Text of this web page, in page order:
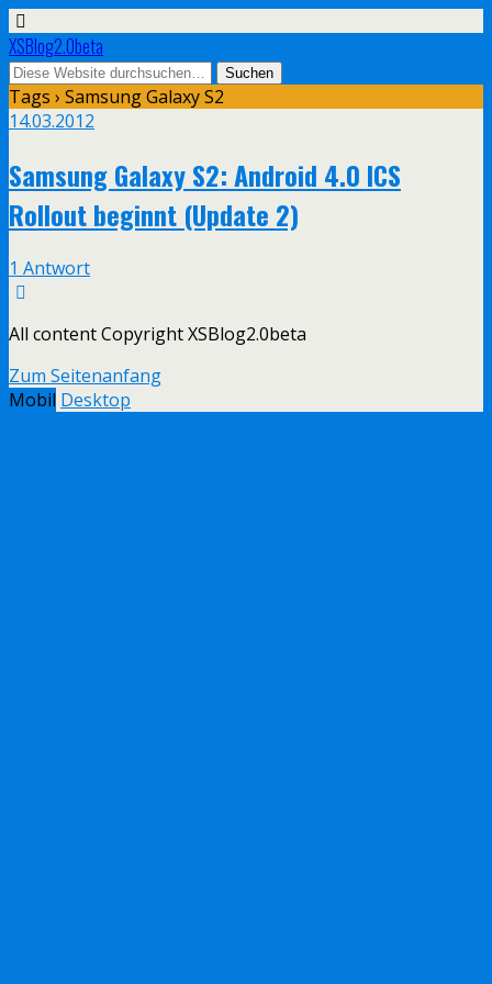
XSBlog2.0beta
Tags › Samsung Galaxy S2
14.03.2012
Samsung Galaxy S2: Android 4.0 ICS
Rollout beginnt (Update 2)
1 Antwort
All content Copyright XSBlog2.0beta
Zum Seitenanfang
Mobil Desktop